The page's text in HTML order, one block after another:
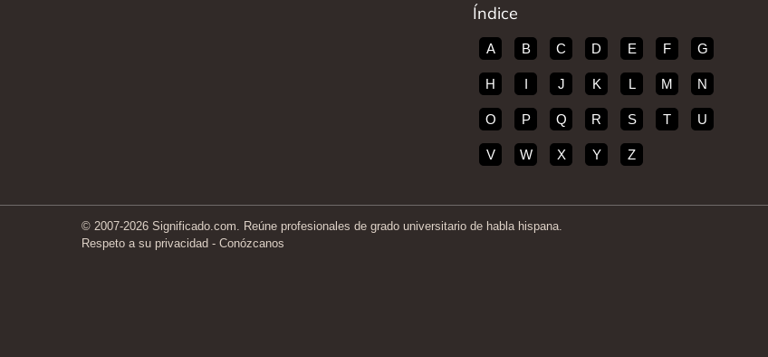
Índice
A B C D E F G
H I J K L M N
O P Q R S T U
V W X Y Z
© 2007-2026 Significado.com. Reúne profesionales de grado universitario de habla hispana.
Respeto a su privacidad - Conózcanos